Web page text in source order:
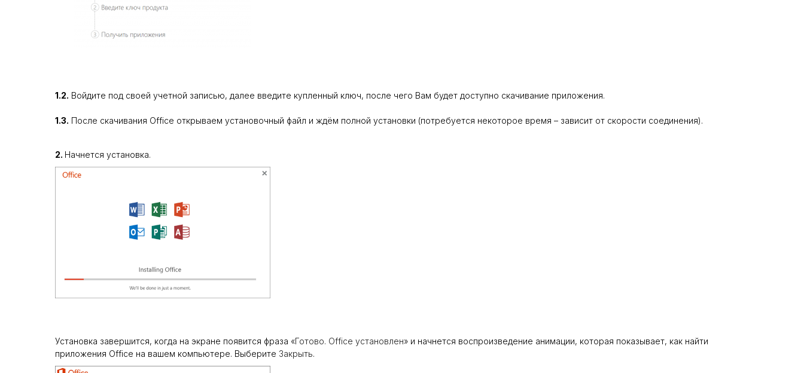
1.2. Войдите под своей учетной записью, далее введите купленный ключ, после чего Вам будет доступно скачивание приложения.
1.3. После скачивания Office открываем установочный файл и ждём полной установки (потребуется некоторое время – зависит от скорости соединения).
2. Начнется установка.
Установка завершится, когда на экране появится фраза «Готово. Office установлен» и начнется воспроизведение анимации, которая показывает, как найти
приложения Office на вашем компьютере. Выберите Закрыть.